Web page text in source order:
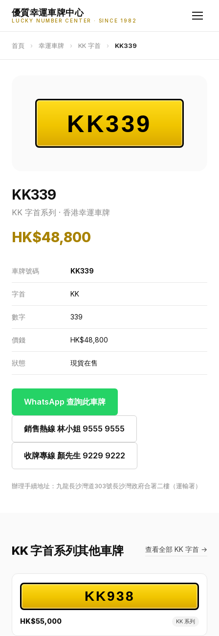
優質幸運車牌中心
LUCKY NUMBER CENTER · SINCE 1982
首頁 › 幸運車牌 › KK 字首 › KK339
KK339
KK339
KK 字首系列 · 香港幸運車牌
HK$48,800
車牌號碼 KK339
字首 KK
數字 339
價錢 HK$48,800
狀態 現貨在售
WhatsApp 查詢此車牌
銷售熱線 林小姐 9555 9555
收牌專線 顏先生 9229 9222
辦理手續地址：九龍長沙灣道303號長沙灣政府合署二樓（運輸署）
KK 字首系列其他車牌 查看全部 KK 字首 →
KK938
HK$55,000 KK 系列